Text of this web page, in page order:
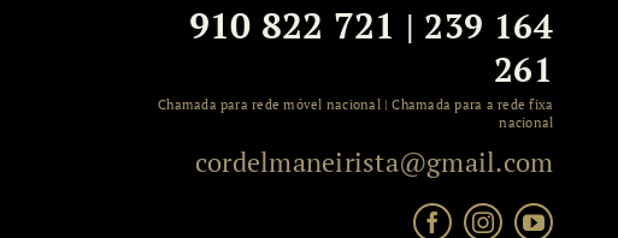
910 822 721 | 239 164
261
Chamada para rede móvel nacional | Chamada para a rede fixa
nacional
cordelmaneirista@gmail.com